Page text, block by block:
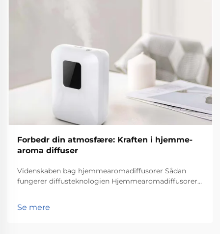
Forbedr din atmosfære: Kraften i hjemme-
aroma diffuser
Videnskaben bag hjemmearomadiffusorer Sådan
fungerer diffusteknologien Hjemmearomadiffusorer
grundlæggende sker, er, at de essentielle oliepartikler
Se mere